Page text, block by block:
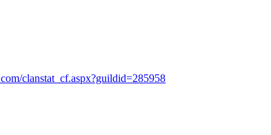
clanstat_cf.aspx?guildid=285958